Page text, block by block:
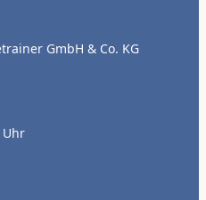
GmbH & Co. KG
Uhr